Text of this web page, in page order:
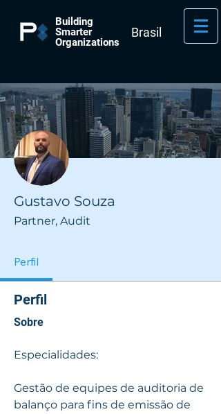
Building
Smarter
Organizations
Brasil
Gustavo Souza
Partner, Audit
Perfil
Perfil
Sobre
Especialidades:
Gestão de equipes de auditoria de
balanço para fins de emissão de